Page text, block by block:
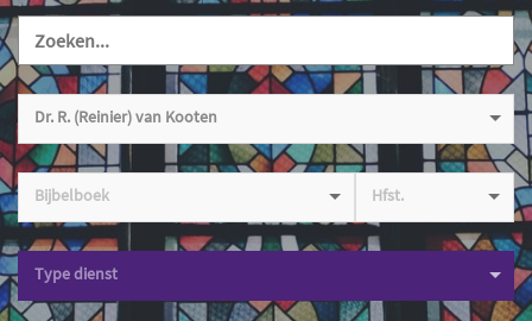
Dr. R. (Reinier) van Kooten
Bijbelboek Hfst.
Type dienst